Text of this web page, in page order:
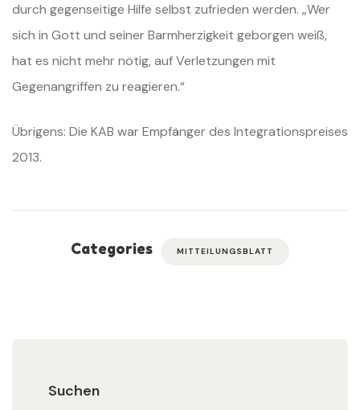
durch gegenseitige Hilfe selbst zufrieden werden. „Wer
sich in Gott und seiner Barmherzigkeit geborgen weiß,
hat es nicht mehr nötig, auf Verletzungen mit
Gegenangriffen zu reagieren.“
Übrigens: Die KAB war Empfänger des Integrationspreises
2013.
Categories MITTEILUNGSBLATT
Suchen